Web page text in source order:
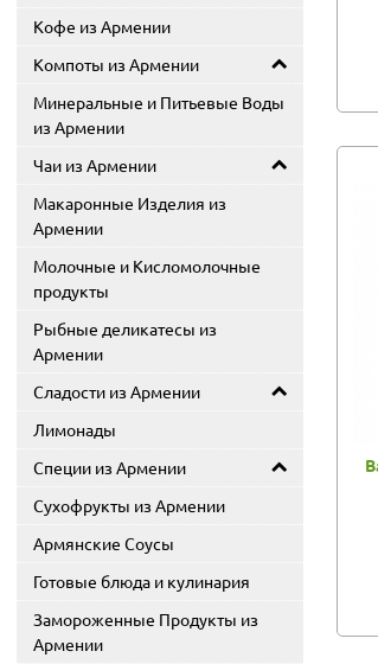
Кофе из Армении
Компоты из Армении
Минеральные и Питьевые Воды
из Армении
Чаи из Армении
Макаронные Изделия из
Армении
Молочные и Кисломолочные
продукты
Рыбные деликатесы из
Армении
Сладости из Армении
Лимонады
Специи из Армении
Сухофрукты из Армении
Армянские Соусы
Готовые блюда и кулинария
Замороженные Продукты из
Армении